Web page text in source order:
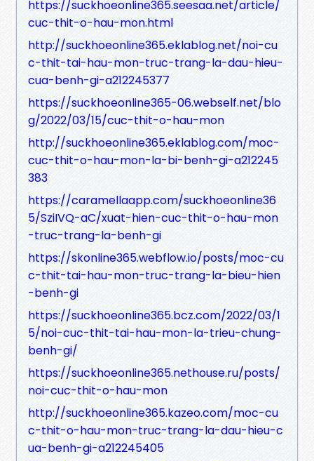
https://suckhoeonline365.seesaa.net/article/
cuc-thit-o-hau-mon.html
http://suckhoeonline365.eklablog.net/noi-cu
c-thit-tai-hau-mon-truc-trang-la-dau-hieu-
cua-benh-gi-a212245377
https://suckhoeonline365-06.webself.net/blo
g/2022/03/15/cuc-thit-o-hau-mon
http://suckhoeonline365.eklablog.com/moc-
cuc-thit-o-hau-mon-la-bi-benh-gi-a212245
383
https://caramellaapp.com/suckhoeonline36
5/SziIVQ-aC/xuat-hien-cuc-thit-o-hau-mon
-truc-trang-la-benh-gi
https://skonline365.webflow.io/posts/moc-cu
c-thit-tai-hau-mon-truc-trang-la-bieu-hien
-benh-gi
https://suckhoeonline365.bcz.com/2022/03/1
5/noi-cuc-thit-tai-hau-mon-la-trieu-chung-
benh-gi/
https://suckhoeonline365.nethouse.ru/posts/
noi-cuc-thit-o-hau-mon
http://suckhoeonline365.kazeo.com/moc-cu
c-thit-o-hau-mon-truc-trang-la-dau-hieu-c
ua-benh-gi-a212245405